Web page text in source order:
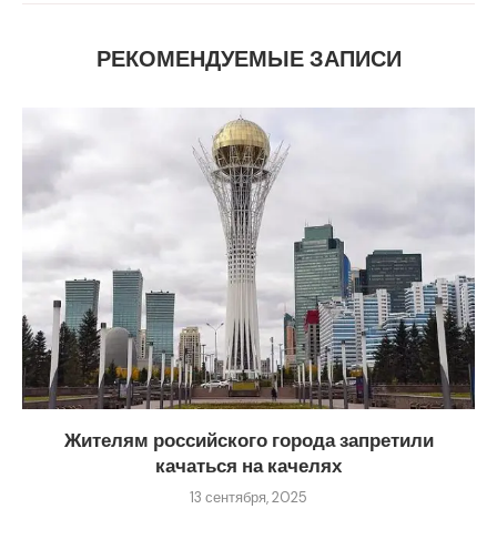
РЕКОМЕНДУЕМЫЕ ЗАПИСИ
Жителям российского города запретили
качаться на качелях
13 сентября, 2025